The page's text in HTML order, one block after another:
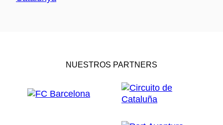
NUESTROS PARTNERS